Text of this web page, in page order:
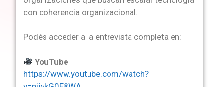
con coherencia organizacional.
Podés acceder a la entrevista completa en:
YouTube
https://www.youtube.com/watch?